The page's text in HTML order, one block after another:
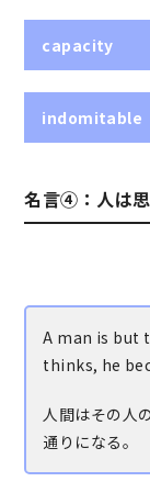
capacity
収容能力、要
indomitable
名言④：人は思
A man is but
thinks, he
人間はその人
通りになる。